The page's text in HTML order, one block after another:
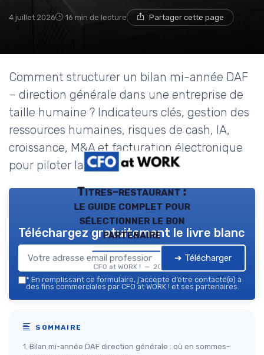
4 juillet 2026 16 min de lecture Partager cette page
Comment structurer un bilan mi-année DAF
– direction générale dans une entreprise de
taille humaine ? Indicateurs clés, gestion des
ressources humaines, risques de cash, IA,
croissance, M&A et facturation électronique
pour piloter la performance.
Titres-restaurant :
le guide complet pour
sélectionner le bon
partenaire
CFO at WORK ! — 2026
Téléchargez gratuitement le livre blanc
➔ Télécharger
* En remplissant ce formulaire, j’accepte d’être contacté(e) à
des fins commerciales par CFO at WORK ! et ses partenaires.
SOMMAIRE
1. Bilan mi-année DAF direction générale : où en sommes-